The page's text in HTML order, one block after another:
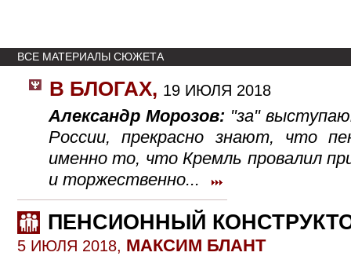
ВСЕ МАТЕРИАЛЫ СЮЖЕТА
В БЛОГАХ, 19 ИЮЛЯ 2018
Александр Морозов: "за"
России, прекрасно знают, что
именно то, что Кремль провалил
и торжественно...
ПЕНСИОННЫЙ
5 ИЮЛЯ 2018, МАКСИМ БЛАНТ